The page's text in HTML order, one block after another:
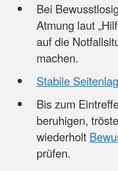
Bei
Atmung laut
auf die
machen.
Stabile
Bis zum
beruhigen,
wiederholt
prüfen.